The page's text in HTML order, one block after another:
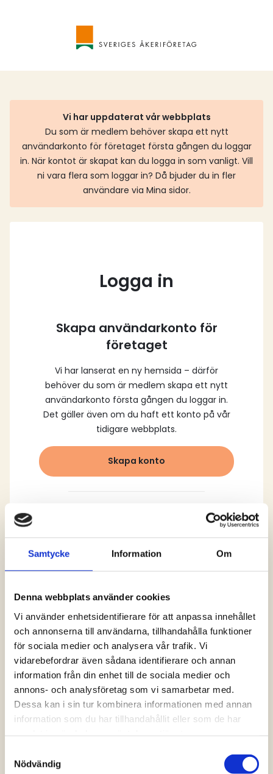
Samtycke Information Om
Denna webbplats använder cookies
Vi använder enhetsidentifierare för att anpassa innehållet
och annonserna till användarna, tillhandahålla funktioner
för sociala medier och analysera vår trafik. Vi
vidarebefordrar även sådana identifierare och annan
information från din enhet till de sociala medier och
annons- och analysföretag som vi samarbetar med.
Dessa kan i sin tur kombinera informationen med annan
information som du har tillhandahållit eller som de har
Nödvändig
Vi har uppdaterat vår webbplats
Du som är medlem behöver skapa ett nytt
användarkonto för företaget första gången du loggar
in. När kontot är skapat kan du logga in som vanligt. Vill
ni vara flera som loggar in? Då bjuder du in fler
användare via Mina sidor.
Logga in
Skapa användarkonto för
företaget
Vi har lanserat en ny hemsida – därför
behöver du som är medlem skapa ett nytt
användarkonto första gången du loggar in.
Det gäller även om du haft ett konto på vår
tidigare webbplats.
Skapa konto
Logga in och ta del av allt som vår hemsida
har att erbjuda. Saknar du dina uppgifter?
lösenord” alternativt kontakta oss så hjälper
vi dig!
Logga in